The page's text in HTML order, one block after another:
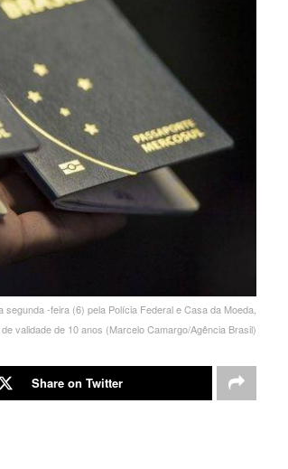
-feira (6) pela Polícia Federal e Casa da Moeda,
validade de 10 anos (Marcelo Camargo/Agência Brasil)
Share on Twitter